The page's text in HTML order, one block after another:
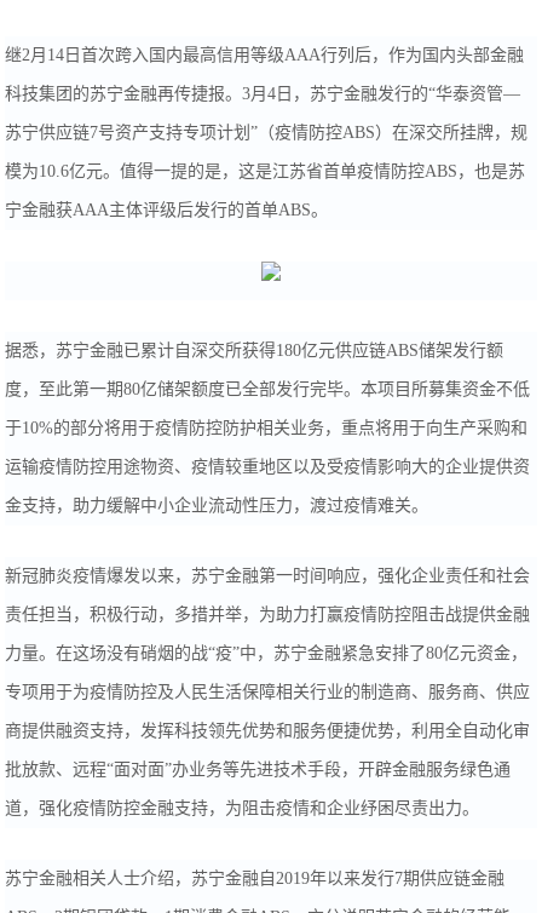
继2月14日首次跨入国内最高信用等级AAA行列后，作为国内头部金融
科技集团的苏宁金融再传捷报。3月4日，苏宁金融发行的“华泰资管—
苏宁供应链7号资产支持专项计划”（疫情防控ABS）在深交所挂牌，规
模为10.6亿元。值得一提的是，这是江苏省首单疫情防控ABS，也是苏
宁金融获AAA主体评级后发行的首单ABS。
据悉，苏宁金融已累计自深交所获得180亿元供应链ABS储架发行额
度，至此第一期80亿储架额度已全部发行完毕。本项目所募集资金不低
于10%的部分将用于疫情防控防护相关业务，重点将用于向生产采购和
运输疫情防控用途物资、疫情较重地区以及受疫情影响大的企业提供资
金支持，助力缓解中小企业流动性压力，渡过疫情难关。
新冠肺炎疫情爆发以来，苏宁金融第一时间响应，强化企业责任和社会
责任担当，积极行动，多措并举，为助力打赢疫情防控阻击战提供金融
力量。在这场没有硝烟的战“疫”中，苏宁金融紧急安排了80亿元资金，
专项用于为疫情防控及人民生活保障相关行业的制造商、服务商、供应
商提供融资支持，发挥科技领先优势和服务便捷优势，利用全自动化审
批放款、远程“面对面”办业务等先进技术手段，开辟金融服务绿色通
道，强化疫情防控金融支持，为阻击疫情和企业纾困尽责出力。
苏宁金融相关人士介绍，苏宁金融自2019年以来发行7期供应链金融